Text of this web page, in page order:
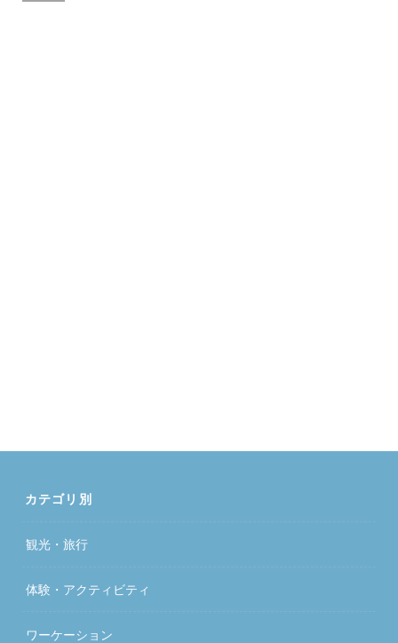
カテゴリ別
観光・旅行
体験・アクティビティ
ワーケーション